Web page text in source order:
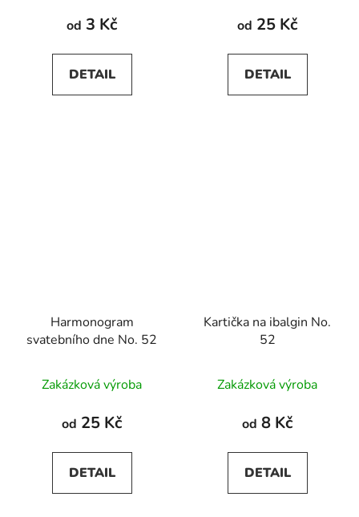
od 3 Kč
DETAIL
od 25 Kč
DETAIL
Harmonogram
svatebního dne No. 52
Zakázková výroba
od 25 Kč
DETAIL
Kartička na ibalgin No.
52
Zakázková výroba
od 8 Kč
DETAIL